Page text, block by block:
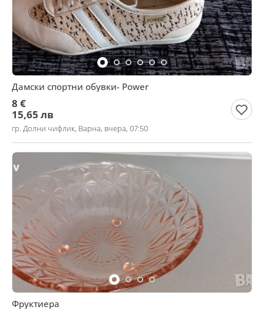
Дамски спортни обувки- Power
8 €
15,65 лв
гр. Долни чифлик, Варна, вчера, 07:50
Фруктиера